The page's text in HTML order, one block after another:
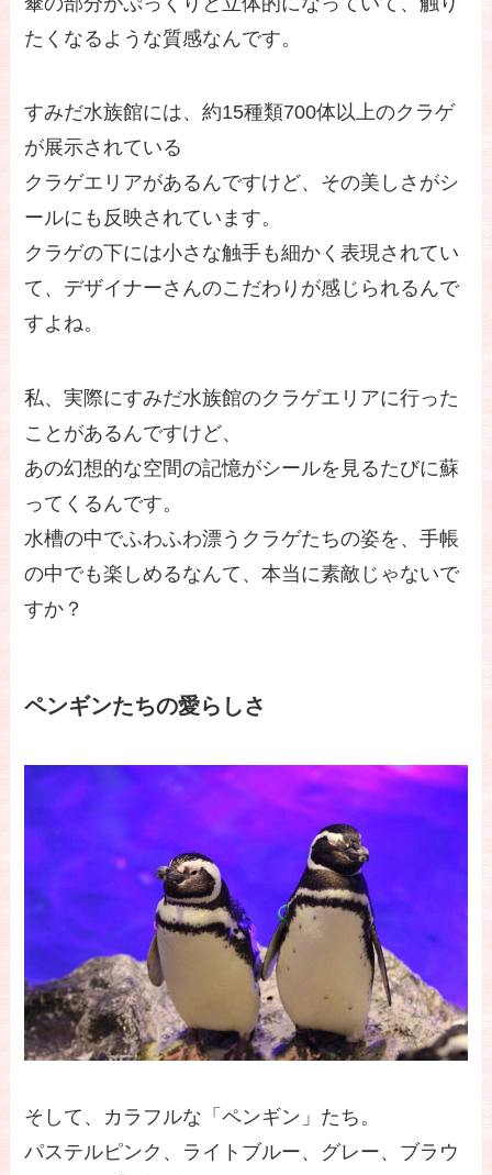
たくなるような質感なんです。
すみだ水族館には、約15種類700体以上のクラゲ
が展示されている
クラゲエリアがあるんですけど、その美しさがシ
ールにも反映されています。
クラゲの下には小さな触手も細かく表現されてい
て、デザイナーさんのこだわりが感じられるんで
すよね。
私、実際にすみだ水族館のクラゲエリアに行った
ことがあるんですけど、
あの幻想的な空間の記憶がシールを見るたびに蘇
ってくるんです。
水槽の中でふわふわ漂うクラゲたちの姿を、手帳
の中でも楽しめるなんて、本当に素敵じゃないで
すか？
ペンギンたちの愛らしさ
そして、カラフルな「ペンギン」たち。
パステルピンク、ライトブルー、グレー、ブラウ